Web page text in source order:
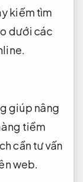
kiếm tìm
dưới các
giúp nâng
tiềm
cần tư vấn
web.